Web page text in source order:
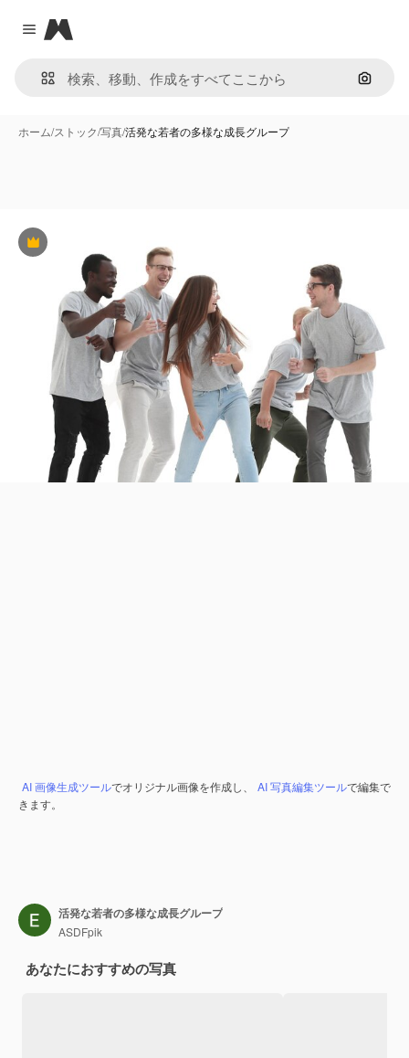
Close menu
Magnific
画像で
ホーム/ストック/写真/活発な若者の多様な成長グループ
Premium
AI 画像生成ツールでオリジナル画像を作成し、 AI 写真編集ツールで編集で
きます。
活発な若者の多様な成長グループ
ASDFpik
あなたにおすすめの写真